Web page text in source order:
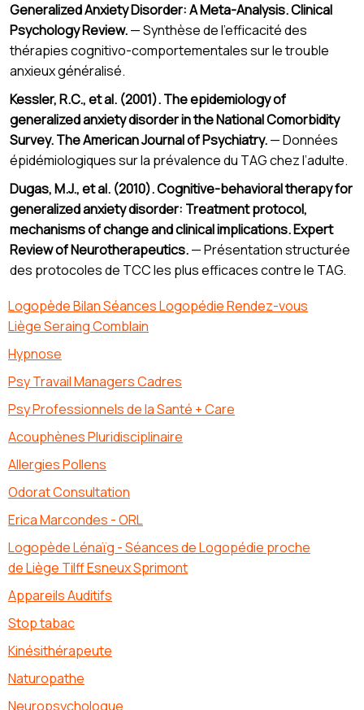
Generalized Anxiety Disorder: A Meta-Analysis. Clinical
Psychology Review.— Synthèse de l’efficacité des
thérapies cognitivo-comportementales sur le trouble
anxieux généralisé.
Kessler, R.C., et al. (2001). The epidemiology of
generalized anxiety disorder in the National Comorbidity
Survey. The American Journal of Psychiatry.— Données
épidémiologiques sur la prévalence du TAG chez l’adulte.
Dugas, M.J., et al. (2010). Cognitive-behavioral therapy for
generalized anxiety disorder: Treatment protocol,
mechanisms of change and clinical implications. Expert
Review of Neurotherapeutics.— Présentation structurée
des protocoles de TCC les plus efficaces contre le TAG.
Logopède Bilan Séances Logopédie Rendez-vous
Liège Seraing Comblain
Hypnose
Psy Travail Managers Cadres
Psy Professionnels de la Santé + Care
Acouphènes Pluridisciplinaire
Allergies Pollens
Odorat Consultation
Erica Marcondes - ORL
Logopède Lénaïg - Séances de Logopédie proche
de Liège Tilff Esneux Sprimont
Appareils Auditifs
Stop tabac
Kinésithérapeute
Naturopathe
Neuropsychologue